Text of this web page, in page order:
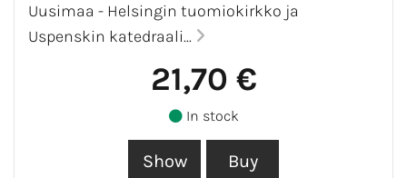
Uusimaa - Helsingin tuomiokirkko ja
Uspenskin katedraali...
21,70 €
In stock